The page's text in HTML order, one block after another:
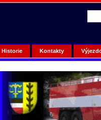
Historie Kontakty